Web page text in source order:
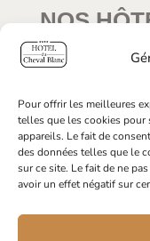
Pour offrir les meilleures
telles que les cookies pour
appareils. Le fait de
des données telles que le
sur ce site. Le fait de ne
avoir un effet négatif sur
Early
Tout
NOS